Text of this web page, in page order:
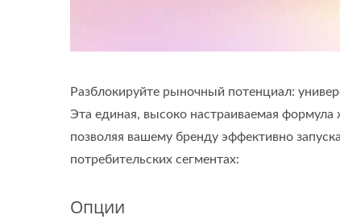
Разблокируйте рыночный потенциал:
Эта единая, высоко настраиваемая
позволяя вашему бренду эффективно
потребительских сегментах:
Опции